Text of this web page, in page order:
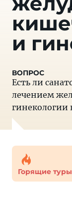
и
Есть ли
лечением
гинекологии
Горящие туры